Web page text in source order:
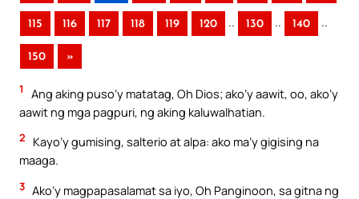
115 116 117 118 119 120 .. 130 .. 140 ..
150 »
1
Ang aking puso’y matatag, Oh Dios; ako’y aawit, oo, ako’y
aawit ng mga pagpuri, ng aking kaluwalhatian.
2
Kayo’y gumising, salterio at alpa: ako ma’y gigising na
maaga.
3 Ako’y magpapasalamat sa iyo, Oh Panginoon, sa gitna ng